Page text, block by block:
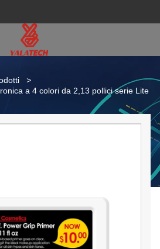
>
a 4 colori da 2,13 pollici serie Lite